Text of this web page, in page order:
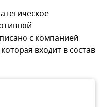
с компанией
входит в состав